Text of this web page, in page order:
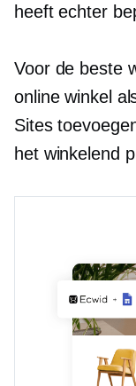
heeft echter
Voor de beste
online winkel
Sites
het winkelend